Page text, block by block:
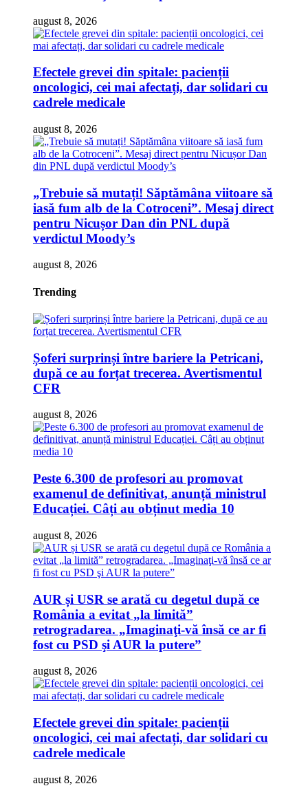
august 8, 2026
Efectele grevei din spitale: pacienții
oncologici, cei mai afectați, dar solidari cu
cadrele medicale
august 8, 2026
„Trebuie să mutați! Săptămâna viitoare să
iasă fum alb de la Cotroceni”. Mesaj direct
pentru Nicușor Dan din PNL după
verdictul Moody’s
august 8, 2026
Trending
Șoferi surprinși între bariere la Petricani,
după ce au forțat trecerea. Avertismentul
CFR
august 8, 2026
Peste 6.300 de profesori au promovat
examenul de definitivat, anunță ministrul
Educației. Câți au obținut media 10
august 8, 2026
AUR și USR se arată cu degetul după ce
România a evitat „la limită”
retrogradarea. „Imaginaţi-vă însă ce ar fi
fost cu PSD şi AUR la putere”
august 8, 2026
Efectele grevei din spitale: pacienții
oncologici, cei mai afectați, dar solidari cu
cadrele medicale
august 8, 2026